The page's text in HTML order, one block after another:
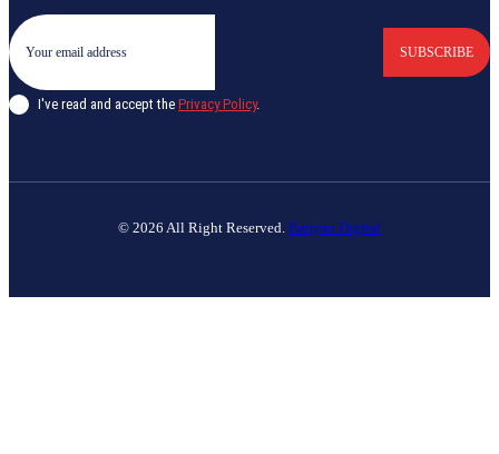
SUBSCRIBE
I've read and accept the Privacy Policy.
© 2026 All Right Reserved. Banyan Digital